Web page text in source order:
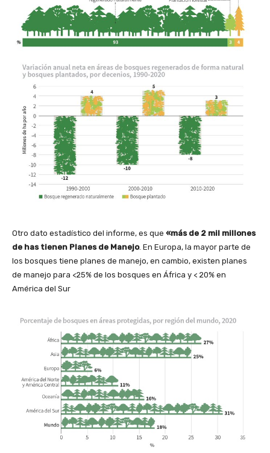
Otro dato estadístico del informe, es que «más de 2 mil millones
de has tienen Planes de Manejo. En Europa, la mayor parte de
los bosques tiene planes de manejo, en cambio, existen planes
de manejo para <25% de los bosques en África y < 20% en
América del Sur